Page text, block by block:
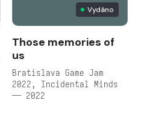
Vydáno
Those memories of
us
Bratislava Game Jam
2022, Incidental Minds
— 2022